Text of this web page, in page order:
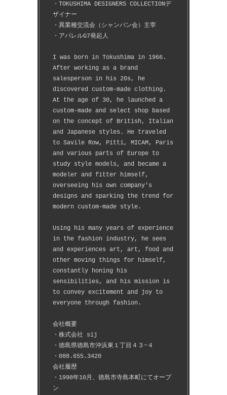
・TOKUSHIMA DESIGNERS COLLECTIONデ
ザイナー
・異業種交流会（シャンパン会）主宰
・アパレルG7発起人
I was born in Tokushima in 1966.
After working as a brand
salesperson in his 20s, he
discovered custom-made clothing.
At the age of 30, he launched a
custom-made and select shop based
on the concept of British, Italian
and Japanese styles. He traveled
to Savile Row, Pitti, MICAM, Paris
and various parts of Europe to
study style models, and became a
modeler and fitter himself,
overseeing his own company's
designs and sparking the trend for
modern custom-made style.
Using his many years of experience
in the fashion industry, he sees
and experiences art, art, food and
other moving things for himself,
constantly honing his
sensibilities, and his mission is
to convey excitement and joy to
everyone through fashion.
会社概要
・株式会社 sij
・徳島県徳島市沖浜東１丁目４３−４
・088.655.3420
会社履歴
・1998年10月、徳島市寺島本町にてオープ
ン